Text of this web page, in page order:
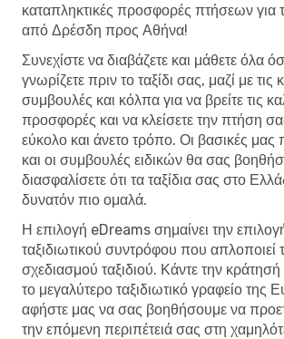
καταπληκτικές προσφορές πτήσεων για
από Δρέσδη προς Αθήνα!
Συνεχίστε να διαβάζετε και μάθετε όλα
γνωρίζετε πριν το ταξίδι σας, μαζί με τις
συμβουλές και κόλπα για να βρείτε τις
προσφορές και να κλείσετε την πτήση
εύκολο και άνετο τρόπο. Οι βασικές μας
και οι συμβουλές ειδικών θα σας
διασφαλίσετε ότι τα ταξίδια σας στο
δυνατόν πιο ομαλά.
Η επιλογή eDreams σημαίνει την
ταξιδιωτικού συντρόφου που απλοποιεί
σχεδιασμού ταξιδιού. Κάντε την
το μεγαλύτερο ταξιδιωτικό γραφείο της
αφήστε μας να σας βοηθήσουμε να
την επόμενη περιπέτειά σας στη